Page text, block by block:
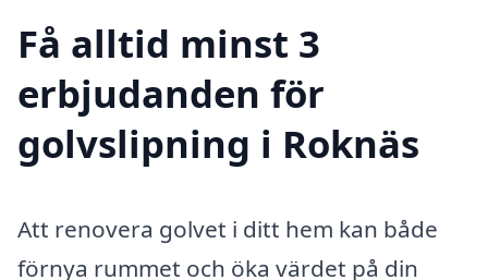
Få alltid minst 3
erbjudanden för
golvslipning i Roknäs
Att renovera golvet i ditt hem kan både
förnya rummet och öka värdet på din